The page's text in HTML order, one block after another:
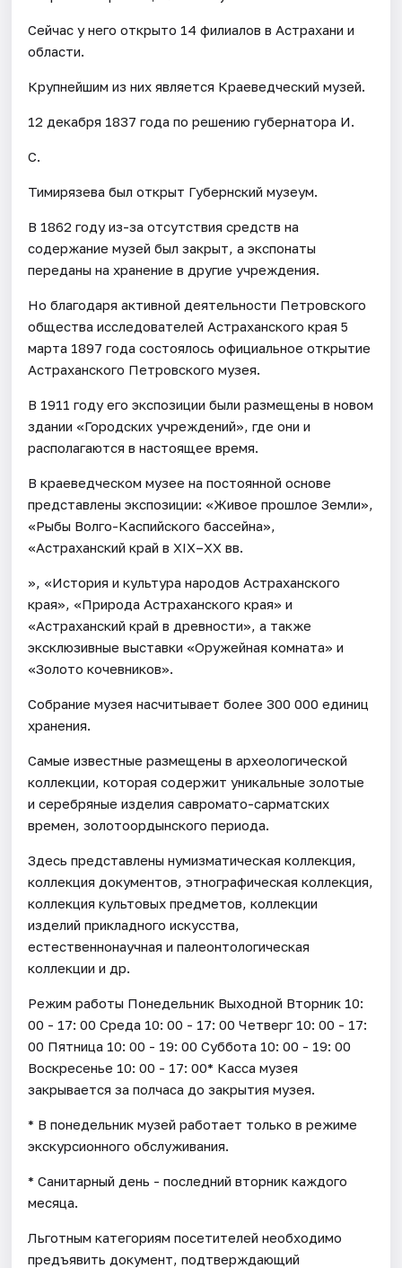
Сейчас у него открыто 14 филиалов в Астрахани и
области.
Крупнейшим из них является Краеведческий музей.
12 декабря 1837 года по решению губернатора И.
С.
Тимирязева был открыт Губернский музеум.
В 1862 году из-за отсутствия средств на
содержание музей был закрыт, а экспонаты
переданы на хранение в другие учреждения.
Но благодаря активной деятельности Петровского
общества исследователей Астраханского края 5
марта 1897 года состоялось официальное открытие
Астраханского Петровского музея.
В 1911 году его экспозиции были размещены в новом
здании «Городских учреждений», где они и
располагаются в настоящее время.
В краеведческом музее на постоянной основе
представлены экспозиции: «Живое прошлое Земли»,
«Рыбы Волго-Каспийского бассейна»,
«Астраханский край в XIX–XX вв.
», «История и культура народов Астраханского
края», «Природа Астраханского края» и
«Астраханский край в древности», а также
эксклюзивные выставки «Оружейная комната» и
«Золото кочевников».
Собрание музея насчитывает более 300 000 единиц
хранения.
Самые известные размещены в археологической
коллекции, которая содержит уникальные золотые
и серебряные изделия савромато-сарматских
времен, золотоордынского периода.
Здесь представлены нумизматическая коллекция,
коллекция документов, этнографическая коллекция,
коллекция культовых предметов, коллекции
изделий прикладного искусства,
естественнонаучная и палеонтологическая
коллекции и др.
Режим работы Понедельник Выходной Вторник 10:
00 - 17: 00 Среда 10: 00 - 17: 00 Четверг 10: 00 - 17:
00 Пятница 10: 00 - 19: 00 Суббота 10: 00 - 19: 00
Воскресенье 10: 00 - 17: 00* Касса музея
закрывается за полчаса до закрытия музея.
* В понедельник музей работает только в режиме
экскурсионного обслуживания.
* Санитарный день - последний вторник каждого
месяца.
Льготным категориям посетителей необходимо
предъявить документ, подтверждающий